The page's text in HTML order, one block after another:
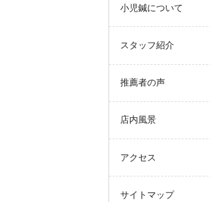
小児鍼について
スタッフ紹介
推薦者の声
店内風景
アクセス
サイトマップ